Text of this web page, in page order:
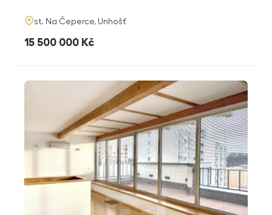
adresa
st. Na Čeperce, Unhošť
cena
15 500 000 Kč